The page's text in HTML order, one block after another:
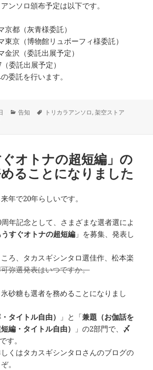
ンソロ頒布予定は以下です。
都（灰青様委託）
京（博物館リュボーフィ様委託）
沢（委託出展予定）
委託出展予定）
委託を行います。
カ
告知
タ
トリカラアンソロ,架空ストア
ラアンソロ の架空ストア取扱いが始まります に
ぐオトナの超短編」の
ることになりました
年で20年らしいです。
年記念として、さまざまな選者選によ
すぐオトナの超短編 」を募集、発表し
ろ、タカスギシンタロ選佳作、松本楽
弥選発表はいつですか。
砂糖も選者を務めることになりまし
タイトル自由） 」と「兼題（お伽話を
編・タイトル自由）
」の2部門で、 〆
です。
くはタカスギシンタロさんのブログの
。